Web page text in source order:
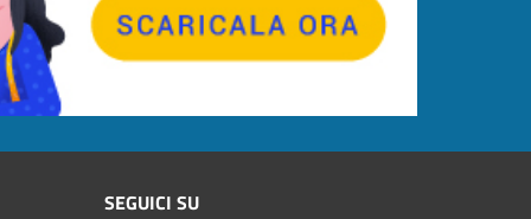
SEGUICI SU